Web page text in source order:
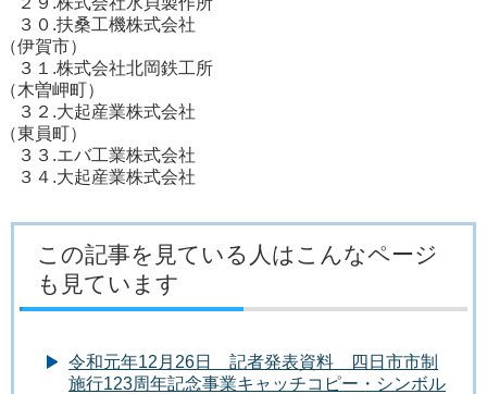
３０.扶桑工機株式会社
（伊賀市）
３１.株式会社北岡鉄工所
（木曽岬町）
３２.大起産業株式会社
（東員町）
３３.エバ工業株式会社
３４.大起産業株式会社
この記事を見ている人はこんなページ
も見ています
令和元年12月26日 記者発表資料 四日市市制
施行123周年記念事業キャッチコピー・シンボル